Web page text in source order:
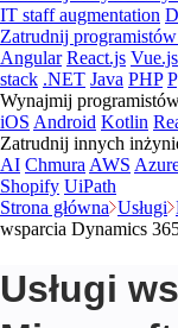
IT staff augmentation
Zatrudnij
Angular React.js Vue.js
stack .NET Java PHP
Wynajmij
iOS Android Kotlin
Zatrudnij innych
AI Chmura AWS
Shopify UiPath
Strona główna Usługi
wsparcia Dynamics
Usługi